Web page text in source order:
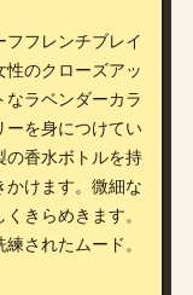
フフレンチブレイ
性のクローズアッ
ラベンダーカラ
ーを身につけてい
の香水ボトルを持
かけます。微細な
きらめきます。
されたムード。